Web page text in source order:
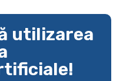
utilizarea